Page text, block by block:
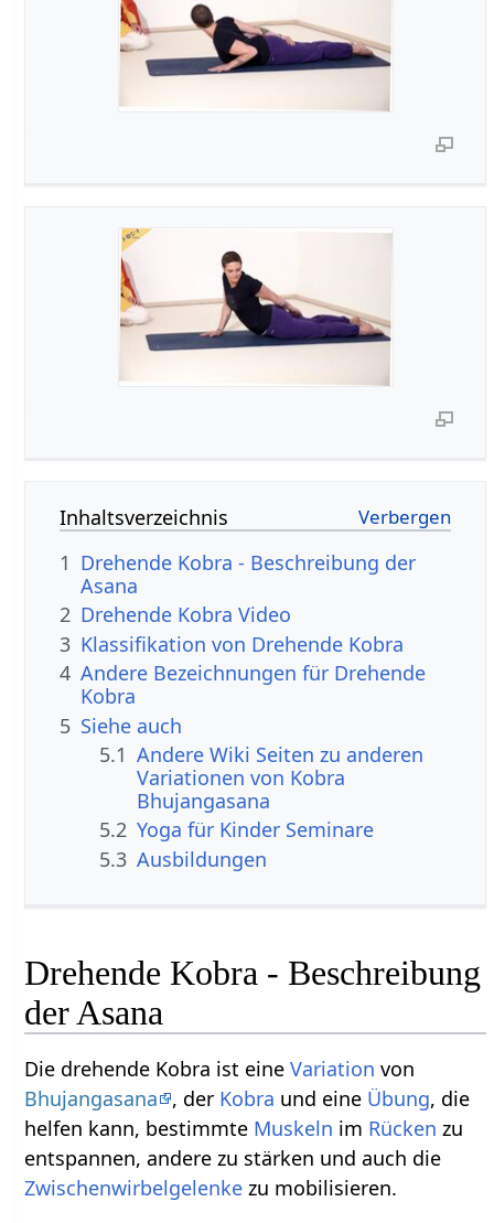
Inhaltsverzeichnis
1 Drehende Kobra - Beschreibung der
Asana
2 Drehende Kobra Video
3 Klassifikation von Drehende Kobra
4 Andere Bezeichnungen für Drehende
Kobra
5 Siehe auch
5.1 Andere Wiki Seiten zu anderen
Variationen von Kobra
Bhujangasana
5.2 Yoga für Kinder Seminare
5.3 Ausbildungen
Drehende Kobra - Beschreibung
der Asana
Die drehende Kobra ist eineVariation von
Bhujangasana
, der Kobra und eine Übung, die
helfen kann, bestimmte Muskeln im Rücken zu
entspannen, andere zu stärken und auch die
Zwischenwirbelgelenke zu mobilisieren.